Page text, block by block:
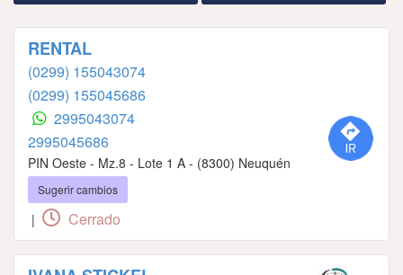
RENTAL
(0299) 155043074
(0299) 155045686
2995043074
2995045686
PIN Oeste - Mz.8 - Lote 1 A - (8300) Neuquén
Sugerir cambios
| Cerrado